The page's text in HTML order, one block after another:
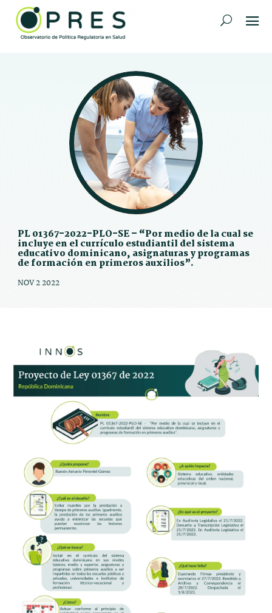
PL 01367-2022-PLO-SE – “Por medio de la cual se
incluye en el currículo estudiantil del sistema
educativo dominicano, asignaturas y programas
de formación en primeros auxilios”.
NOV 2 2022